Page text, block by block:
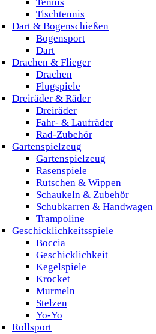
Tischtennis
Dart & Bogenschießen
Bogensport
Dart
Drachen & Flieger
Drachen
Flugspiele
Dreiräder & Räder
Dreiräder
Fahr- & Laufräder
Rad-Zubehör
Gartenspielzeug
Gartenspielzeug
Rasenspiele
Rutschen & Wippen
Schaukeln & Zubehör
Schubkarren & Handwagen
Trampoline
Geschicklichkeitsspiele
Boccia
Geschicklichkeit
Kegelspiele
Krocket
Murmeln
Stelzen
Yo-Yo
Rollsport